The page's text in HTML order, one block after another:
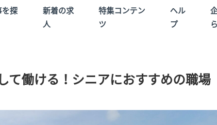
探
新着の求
人
特集コンテン
ツ
ヘル
プ
ら
て働ける！シニアにおすすめの職場